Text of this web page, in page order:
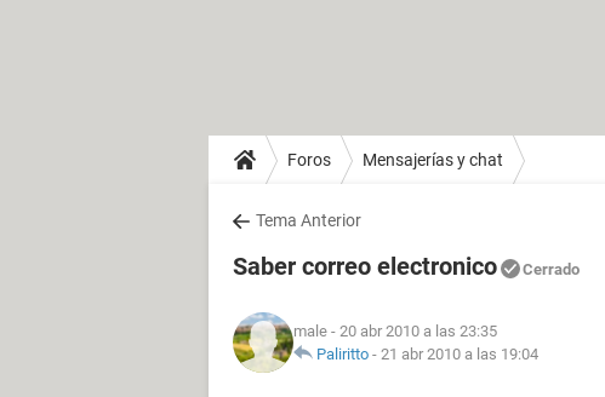
Foros Mensajerías y chat
Tema Anterior
Saber correo electronico Cerrado
male - 20 abr 2010 a las 23:35
Paliritto - 21 abr 2010 a las 19:04